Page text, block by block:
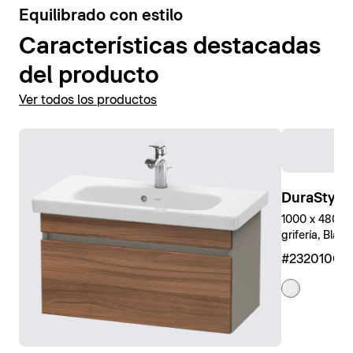
3
Equilibrado con estilo
Características destacadas
del producto
Ver todos los productos
DuraStyle
1000 x 480
grifería,